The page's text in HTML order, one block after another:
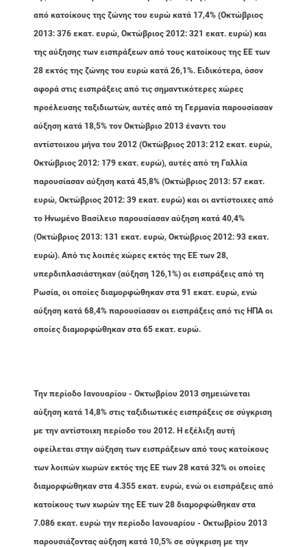
από κατοίκους της ζώνης του ευρώ κατά 17,4% (Οκτώβριος
2013: 376 εκατ. ευρώ, Οκτώβριος 2012: 321 εκατ. ευρώ) και
της αύξησης των εισπράξεων από τους κατοίκους της ΕΕ των
28 εκτός της ζώνης του ευρώ κατά 26,1%. Ειδικότερα, όσον
αφορά στις εισπράξεις από τις σημαντικότερες χώρες
προέλευσης ταξιδιωτών, αυτές από τη Γερμανία παρουσίασαν
αύξηση κατά 18,5% τον Οκτώβριο 2013 έναντι του
αντίστοιχου μήνα του 2012 (Οκτώβριος 2013: 212 εκατ. ευρώ,
Οκτώβριος 2012: 179 εκατ. ευρώ), αυτές από τη Γαλλία
παρουσίασαν αύξηση κατά 45,8% (Οκτώβριος 2013: 57 εκατ.
ευρώ, Οκτώβριος 2012: 39 εκατ. ευρώ) και οι αντίστοιχες από
το Ηνωμένο Βασίλειο παρουσίασαν αύξηση κατά 40,4%
(Οκτώβριος 2013: 131 εκατ. ευρώ, Οκτώβριος 2012: 93 εκατ.
ευρώ). Από τις λοιπές χώρες εκτός της ΕΕ των 28,
υπερδιπλασιάστηκαν (αύξηση 126,1%) οι εισπράξεις από τη
Ρωσία, οι οποίες διαμορφώθηκαν στα 91 εκατ. ευρώ, ενώ
αύξηση κατά 68,4% παρουσίασαν οι εισπράξεις από τις ΗΠΑ οι
οποίες διαμορφώθηκαν στα 65 εκατ. ευρώ.
Tην περίοδο Ιανουαρίου - Οκτωβρίου 2013 σημειώνεται
αύξηση κατά 14,8% στις ταξιδιωτικές εισπράξεις σε σύγκριση
με την αντίστοιχη περίοδο του 2012. Η εξέλιξη αυτή
οφείλεται στην αύξηση των εισπράξεων από τους κατοίκους
των λοιπών χωρών εκτός της ΕΕ των 28 κατά 32% οι οποίες
διαμορφώθηκαν στα 4.355 εκατ. ευρώ, ενώ οι εισπράξεις από
κατοίκους των χωρών της ΕΕ των 28 διαμορφώθηκαν στα
7.086 εκατ. ευρώ την περίοδο Ιανουαρίου - Οκτωβρίου 2013
παρουσιάζοντας αύξηση κατά 10,5% σε σύγκριση με την